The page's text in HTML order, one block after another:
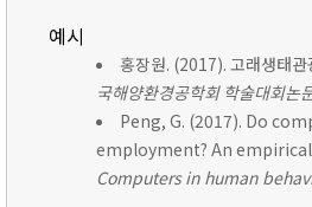
예시
홍장원. (2017). 고래생태
국해양환경공학회 학술대회논
Peng, G. (2017). Do
employment? An empirical
Computers in human